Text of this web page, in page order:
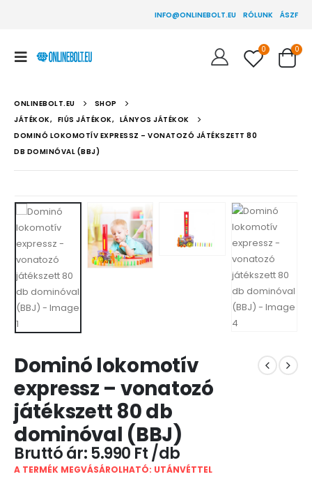
INFO@ONLINEBOLT.EU RÓLUNK ÁSZF
0 0
ONLINEBOLT.EU
SHOP
JÁTÉKOK, FIÚS JÁTÉKOK, LÁNYOS JÁTÉKOK
DOMINÓ LOKOMOTÍV EXPRESSZ – VONATOZÓ JÁTÉKSZETT 80
DB DOMINÓVAL (BBJ)
Dominó lokomotív
expressz – vonatozó
játékszett 80 db
dominóval (BBJ)
5.990 Ft
A TERMÉK MEGVÁSÁROLHATÓ: UTÁNVÉTTEL